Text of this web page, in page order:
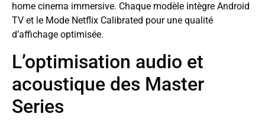
home cinema immersive. Chaque modèle intègre Android
TV et le Mode Netflix Calibrated pour une qualité
d’affichage optimisée.
L’optimisation audio et
acoustique des Master
Series